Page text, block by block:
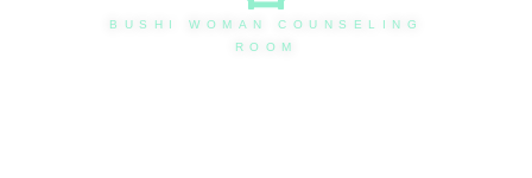
BUSHI WOMAN COUNSELING
ROOM